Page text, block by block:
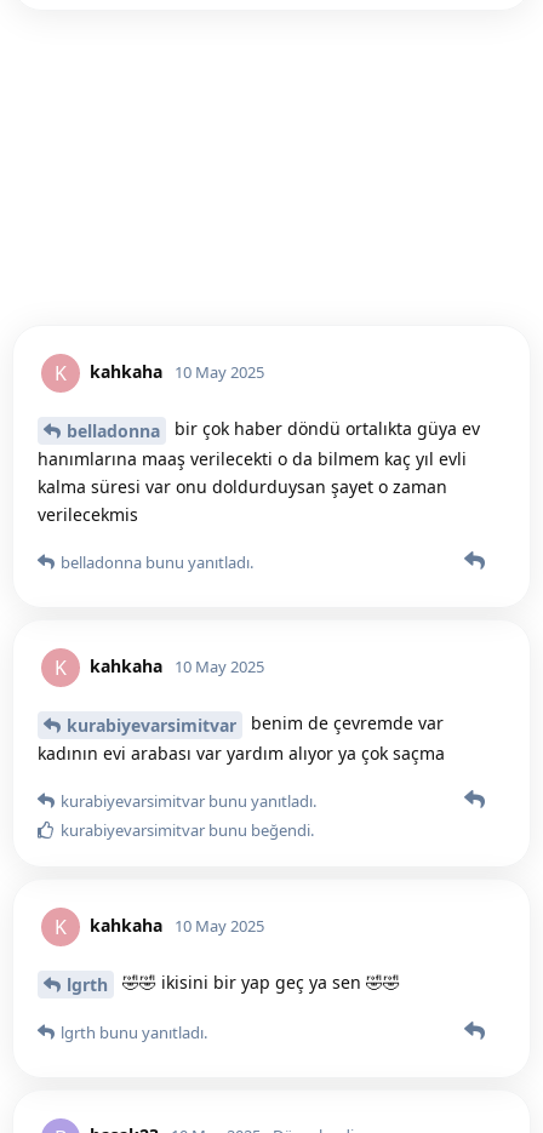
K kahkaha 10 May 2025
belladonna
bir çok haber döndü ortalıkta güya ev
hanımlarına maaş verilecekti o da bilmem kaç yıl evli
kalma süresi var onu doldurduysan şayet o zaman
verilecekmis
belladonna bunu yanıtladı.
K kahkaha 10 May 2025
kurabiyevarsimitvar
benim de çevremde var
kadının evi arabası var yardım alıyor ya çok saçma
kurabiyevarsimitvar bunu yanıtladı.
kurabiyevarsimitvar bunu beğendi.
K kahkaha 10 May 2025
lgrth 🤣🤣 ikisini bir yap geç ya sen 🤣🤣
lgrth bunu yanıtladı.